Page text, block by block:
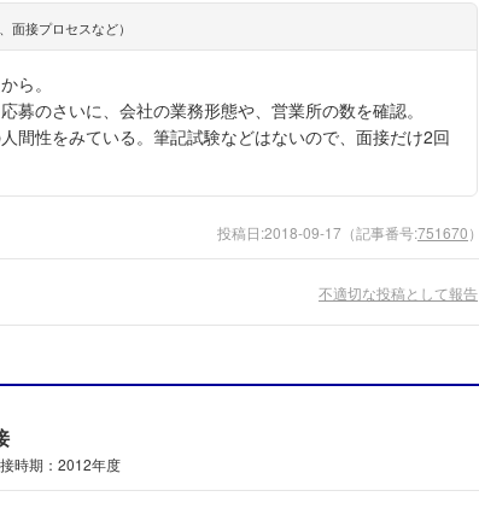
面接プロセスなど）
ら。
のさいに、会社の業務形態や、営業所の数を確認。
間性をみている。筆記試験などはないので、面接だけ2回
投稿日:2018-09-17 （記事番号:751670）
不適切な投稿として報告
時期：2012年度